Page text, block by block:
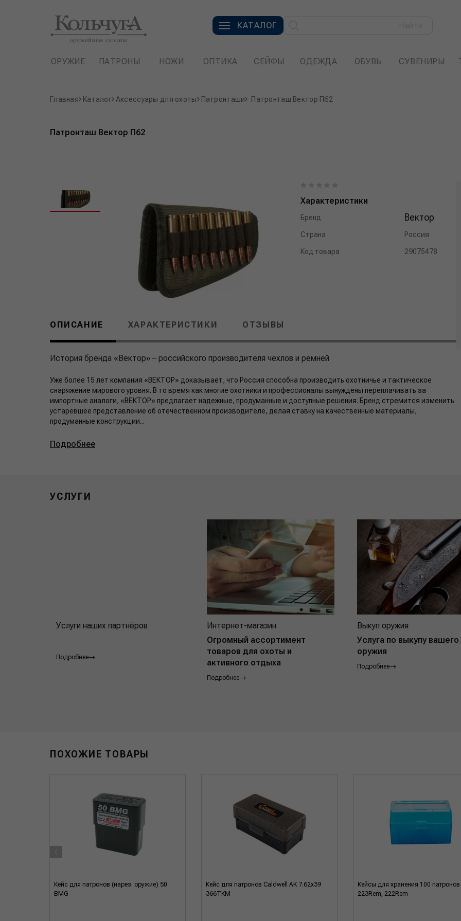
КАТАЛОГ
ОРУЖИЕ ПАТРОНЫ НОЖИ ОПТИКА СЕЙФЫ ОДЕЖДА ОБУВЬ СУВЕНИРЫ
Главная Каталог Аксессуары для охоты Патронташи Патронташ Вектор П62
Патронташ Вектор П62
Характеристики
Бренд Вектор
Страна Россия
Код товара 29075478
ОПИСАНИЕ ХАРАКТЕРИСТИКИ ОТЗЫВЫ
История бренда «Вектор» – российского производителя чехлов и ремней
Уже более 15 лет компания «ВЕКТОР» доказывает, что Россия способна производить охотничье и тактическое
снаряжение мирового уровня. В то время как многие охотники и профессионалы вынуждены переплачивать за
импортные аналоги, «ВЕКТОР» предлагает надежные, продуманные и доступные решения. Бренд стремится изменить
устаревшее представление об отечественном производителе, делая ставку на качественные материалы,
продуманные конструкции...
Подробнее
УСЛУГИ
Услуги наших партнёров
Подробнее
Интернет-магазин
Огромный ассортимент
товаров для охоты и
активного отдыха
Подробнее
Выкуп оружия
Услуга по выкупу вашего
оружия
Подробнее
ПОХОЖИЕ ТОВАРЫ
Кейс для патронов (нарез. оружие) 50
BMG
Кейс для патронов Caldwell AK 7.62x39
366TKM
Кейсы для хранения 100 патронов
223Rem, 222Rem
‹